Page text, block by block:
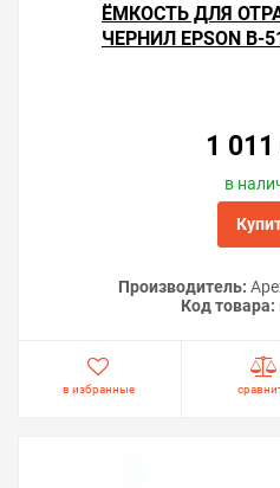
ЁМКОСТЬ ДЛЯ
ЧЕРНИЛ EPSON B-
1 011
в
Производитель:
Код товара:
в избранные